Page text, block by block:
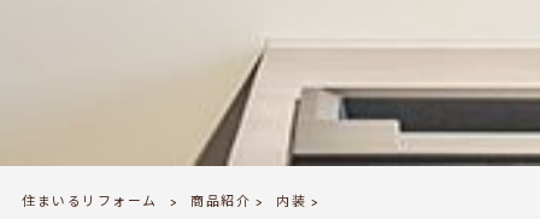
住まいるリフォーム > 商品紹介 > 内装 >